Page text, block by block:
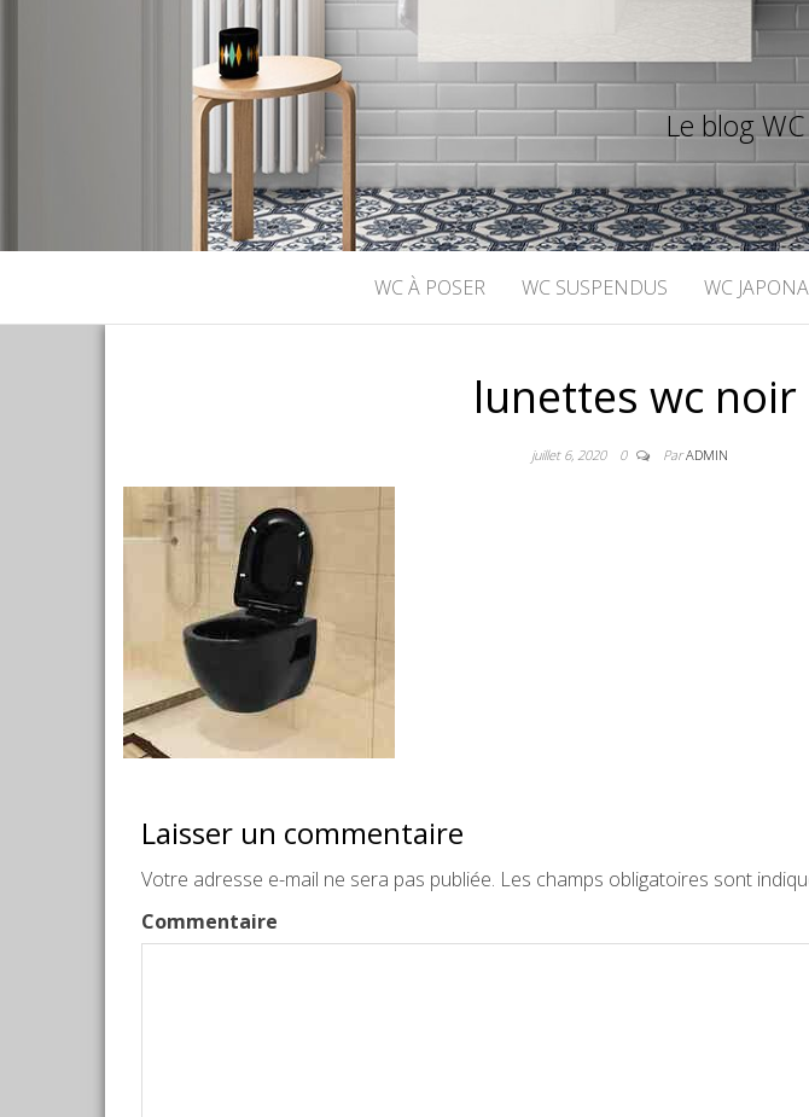
Le blog
WC À POSER WC SUSPENDUS WC
lunettes wc noir
juillet 6, 2020 0 ParADMIN
Laisser un commentaire
Votre adresse e-mail ne sera pas publiée. Les champs obligatoires sont
Commentaire